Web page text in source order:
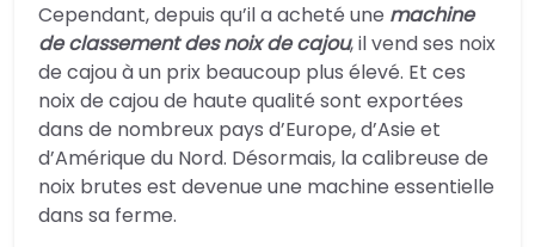
Cependant, depuis qu’il a acheté une machine
de classement des noix de cajou, il vend ses noix
de cajou à un prix beaucoup plus élevé. Et ces
noix de cajou de haute qualité sont exportées
dans de nombreux pays d’Europe, d’Asie et
d’Amérique du Nord. Désormais, la calibreuse de
noix brutes est devenue une machine essentielle
dans sa ferme.